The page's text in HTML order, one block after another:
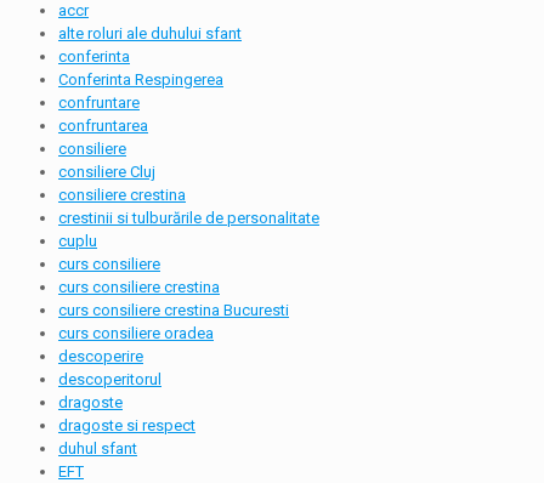
accr
alte roluri ale duhului sfant
conferinta
Conferinta Respingerea
confruntare
confruntarea
consiliere
consiliere Cluj
consiliere crestina
crestinii si tulburările de personalitate
cuplu
curs consiliere
curs consiliere crestina
curs consiliere crestina Bucuresti
curs consiliere oradea
descoperire
descoperitorul
dragoste
dragoste si respect
duhul sfant
EFT